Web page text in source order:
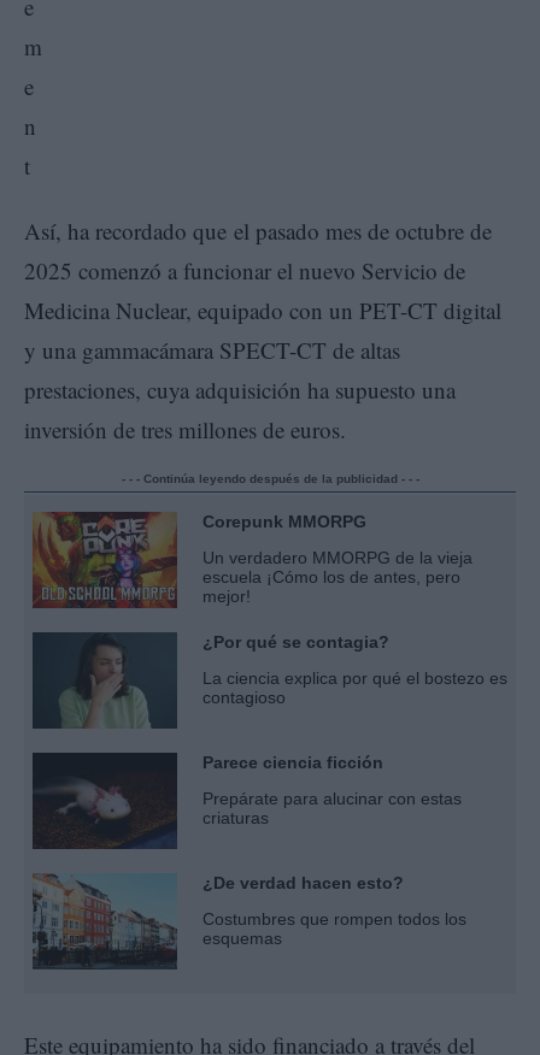
Así, ha recordado que el pasado mes de octubre de
2025 comenzó a funcionar el nuevo Servicio de
Medicina Nuclear, equipado con un PET-CT digital
y una gammacámara SPECT-CT de altas
prestaciones, cuya adquisición ha supuesto una
inversión de tres millones de euros.
- - - Continúa leyendo después de la publicidad - - -
Corepunk MMORPG
Un verdadero MMORPG de la vieja
escuela ¡Cómo los de antes, pero
mejor!
¿Por qué se contagia?
La ciencia explica por qué el bostezo es
contagioso
Parece ciencia ficción
Prepárate para alucinar con estas
criaturas
¿De verdad hacen esto?
Costumbres que rompen todos los
esquemas
Este equipamiento ha sido financiado a través del